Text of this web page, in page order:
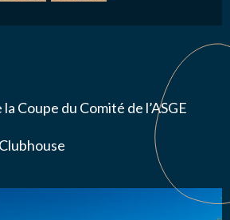
Coupe du Comité de l’ASGE